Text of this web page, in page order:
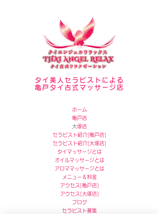
タイ美人セラピストによる
亀戸タイ古式マッサージ店
ホーム
亀戸店
​大塚店
セラピスト紹介[亀戸店]
セラピスト紹介[大塚店]
タイマッサージとは
オイルマッサージとは
アロママッサージとは
メニュー＆料金
アクセス [亀戸店]
アクセス [大塚店]
ブログ
セラピスト募集